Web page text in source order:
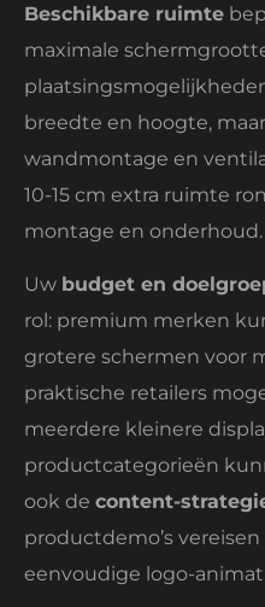
Beschikbare ruimte
maximale
breedte en hoogte,
wandmontage en
10-15 cm extra ruimte
montage en onderhoud.
Uw budget en
rol: premium merken
grotere schermen voor
praktische retailers
meerdere kleinere
productcategorieën
ook de content-
productdemo’s
eenvoudige logo-